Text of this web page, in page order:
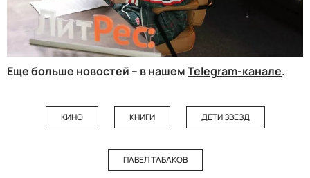
Еще больше новостей – в нашемTelegram-канале.
КИНО КНИГИ ДЕТИ ЗВЕЗД
ПАВЕЛ ТАБАКОВ